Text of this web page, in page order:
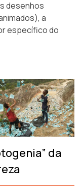
desenhos
a
específico do
da